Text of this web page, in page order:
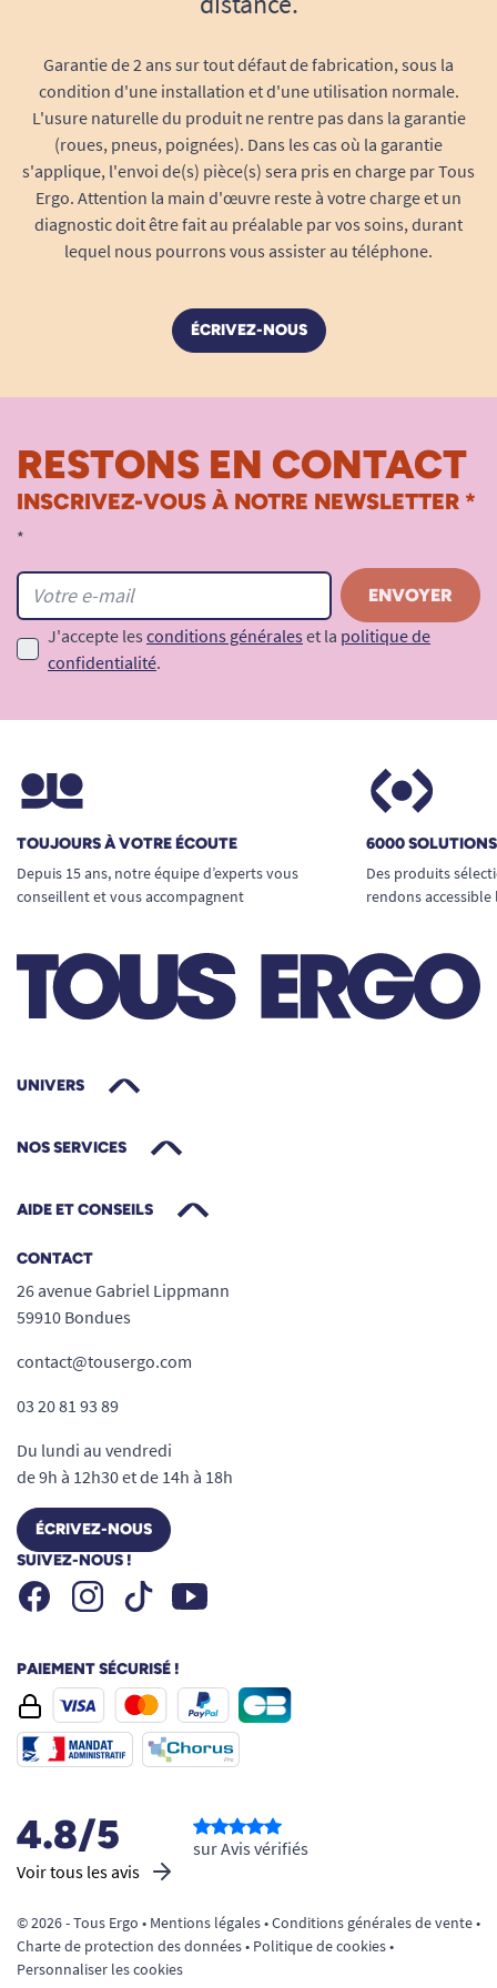
stabilité immédiate sur surface plane.
Garantie de 2 ans sur tout défaut de fabrication, sous la
condition d'une installation et d'une utilisation normale.
L'usure naturelle du produit ne rentre pas dans la garantie
(roues, pneus, poignées). Dans les cas où la garantie
s'applique, l'envoi de(s) pièce(s) sera pris en charge par Tous
Ergo. Attention la main d'œuvre reste à votre charge et un
diagnostic doit être fait au préalable par vos soins, durant
lequel nous pourrons vous assister au téléphone.
ÉCRIVEZ-NOUS
RESTONS EN CONTACT
INSCRIVEZ-VOUS À NOTRE NEWSLETTER *
*
J'accepte les conditions générales et la politique de
confidentialité.
TOUJOURS À VOTRE ÉCOUTE
Depuis 15 ans, notre équipe d’experts vous
conseillent et vous accompagnent
6000
Des produits
rendons
UNIVERS
NOS SERVICES
AIDE ET CONSEILS
CONTACT
26 avenue Gabriel Lippmann
59910 Bondues
contact@tousergo.com
03 20 81 93 89
Du lundi au vendredi
de 9h à 12h30 et de 14h à 18h
ÉCRIVEZ-NOUS
SUIVEZ-NOUS !
FacebookInstagramTiktok Youtube
PAIEMENT SÉCURISÉ !
4.8/5
Voir tous les avis
sur Avis vérifiés
© 2026 - Tous Ergo • Mentions légales•Conditions générales de vente•
Charte de protection des données• Politique de cookies•
Personnaliser les cookies